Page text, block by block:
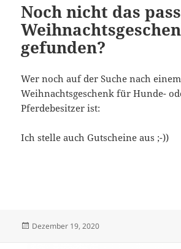
Noch nicht das
gefunden?
Wer noch auf der Suche nach einem
Weihnachtsgeschenk für Hunde-
Pferdebesitzer ist:
Ich stelle auch Gutscheine aus ;-))
Veröffentlicht
Dezember 19, 2020